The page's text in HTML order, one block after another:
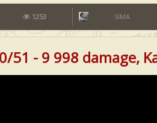
1253 SIMA
51 - 9 998 damage,